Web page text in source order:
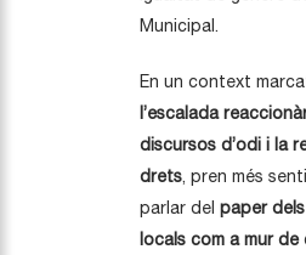
Municipal.
En un context
l’escalada
discursos d’odi i la
drets, pren més
parlar del paper
locals com a mur